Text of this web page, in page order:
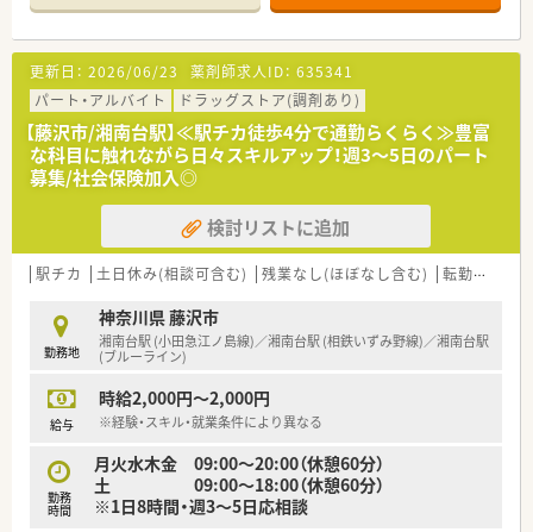
≪こんな企業です≫
■昭和31年に創業して以来、湘南エリアを中心にドラッグスト
アを展開しております。
■本社を構えている藤沢地区を中心に店舗展開しており、隣接の
湘南エリア、東京を含めて20店舗以上を運営しております。
調剤併設店は十数店舗展開中です！
■「湘南」の地を軸に、薬局を単にお薬を販売する場所と考える
のではなく、
お客さまの健康で美しい暮らしをサポートさせていただく場
所と考え、店舗展開しております。
■教育研修については、全薬剤師・調剤スタッフを対象に毎月1
回程度開催。
調剤業務全般を向上させるための意見交換や提案、新薬につい
ドクターを招いての処方解説、新しい保険制度のもとでの在宅
医療など、時期を鑑みてタイムリーな内容で進められます。
■産前産後休暇、育児求職制度取得実績が多数あり、復職後、短
更新日： 2026/06/23 薬剤師求人ID： 635341
パート・アルバイト
ドラッグストア(調剤あり)
【藤沢市/湘南台駅】≪駅チカ徒歩4分で通勤らくらく≫豊富
な科目に触れながら日々スキルアップ！週3～5日のパート
募集/社会保険加入◎
検討リストに追加
駅チカ 土日休み(相談可含む) 残業なし(ほぼなし含む) 転勤なし
勤務地
神奈川県 藤沢市
湘南台駅 (小田急江ノ島線)／湘南台駅 (相鉄いずみ野線)／湘南台駅
(ブルーライン)
給与
時給2,000円～2,000円
※経験・スキル・就業条件により異なる
勤務
時間
月火水木金 09:00～20:00（休憩60分）
土 09:00～18:00（休憩60分）
※1日8時間・週3～5日応相談